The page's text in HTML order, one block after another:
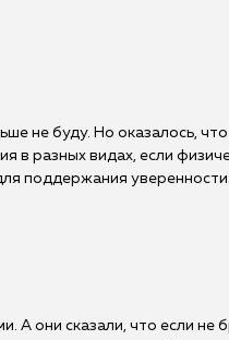
не буду. Но оказалось, что
в разных видах, если
поддержания
А они сказали, что если не